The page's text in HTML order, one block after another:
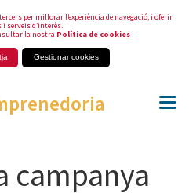
per millorar l’experiència de navegació, i oferir
serveis d’interès.
la nostra Política de cookies
Gestionar cookies
campanya